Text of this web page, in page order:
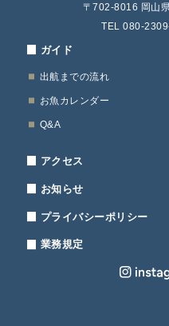
〒702-8016 岡山
TEL 080-
ガイド
出航までの流れ
お魚カレンダー
Q&A
アクセス
お知らせ
プライバシーポリシー
業務規定